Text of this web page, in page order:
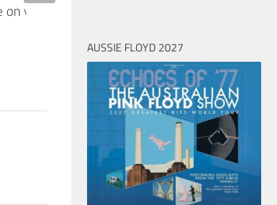
you Crazy
AUSSIE FLOYD 2027